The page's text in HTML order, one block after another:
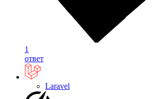
1
ответ
Laravel